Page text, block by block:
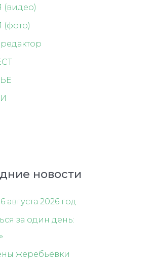
(видео)
(фото)
новости
августа 2026 год
за один день:
жеребьёвки